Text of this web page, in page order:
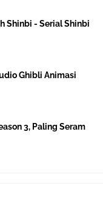
Shinbi - Serial Shinbi
Ghibli Animasi
3, Paling Seram